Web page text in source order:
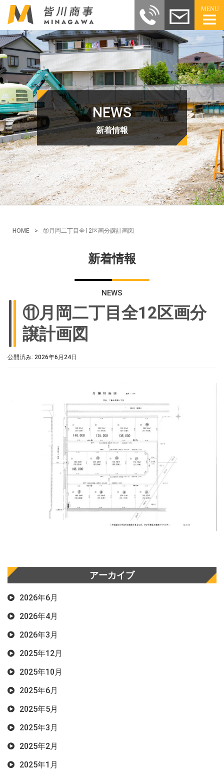
MENU
NEWS
新着情報
HOME > ⑪月岡二丁目全12区画分譲計画図
新着情報
NEWS
⑪月岡二丁目全12区画分
譲計画図
公開済み: 2026年6月24日
アーカイブ
2026年6月
2026年4月
2026年3月
2025年12月
2025年10月
2025年6月
2025年5月
2025年3月
2025年2月
2025年1月